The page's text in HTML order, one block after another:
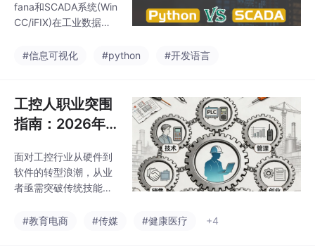
fana和SCADA系统(Win
CC/iFIX)在工业数据大
Python方案更适合数据
需求，适合预算有限且
有IT技术支持的场景。S
CADA系统则在实时控
连和现场运维方面更具
优势。文章建议采用混
合架构：底层用SCADA
集，中层使用时序数据
#信息可视化 #python #开发语言
工控人职业突围
指南：2026年
析
面对工控行业从硬件到
软件的转型浪潮，从业
者亟需突破传统技能瓶
展路径：技术专家路线
#教育电商 #传媒 #健康医疗 +4